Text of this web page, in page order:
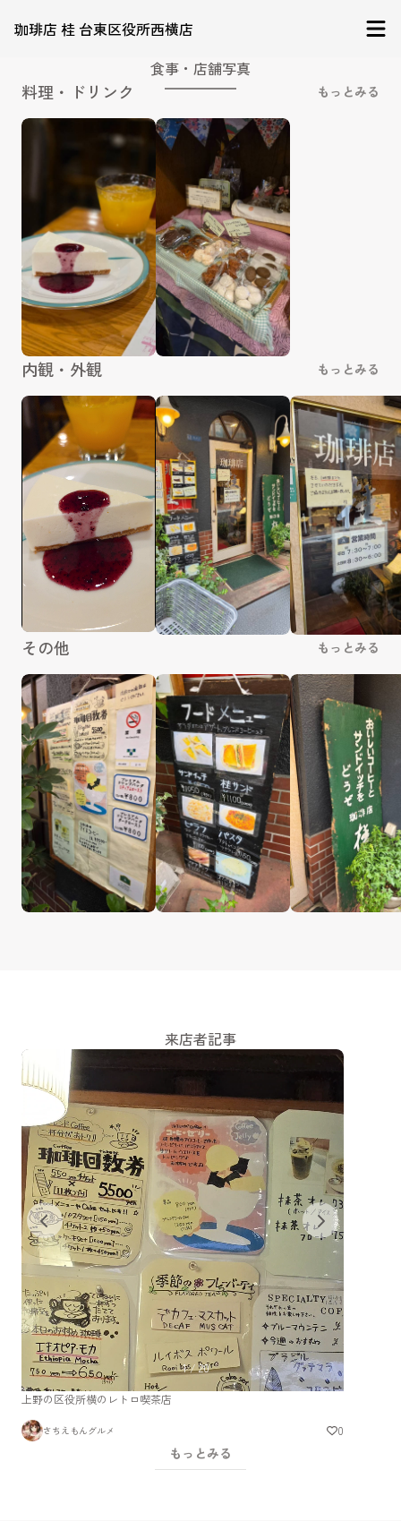
珈琲店 桂 台東区役所西横店
食事・店舗写真
料理・ドリンク もっとみる
内観・外観 もっとみる
その他 もっとみる
来店者記事
1/20
上野の区役所横のレトロ喫茶店
さちえもんグルメ 0
もっとみる